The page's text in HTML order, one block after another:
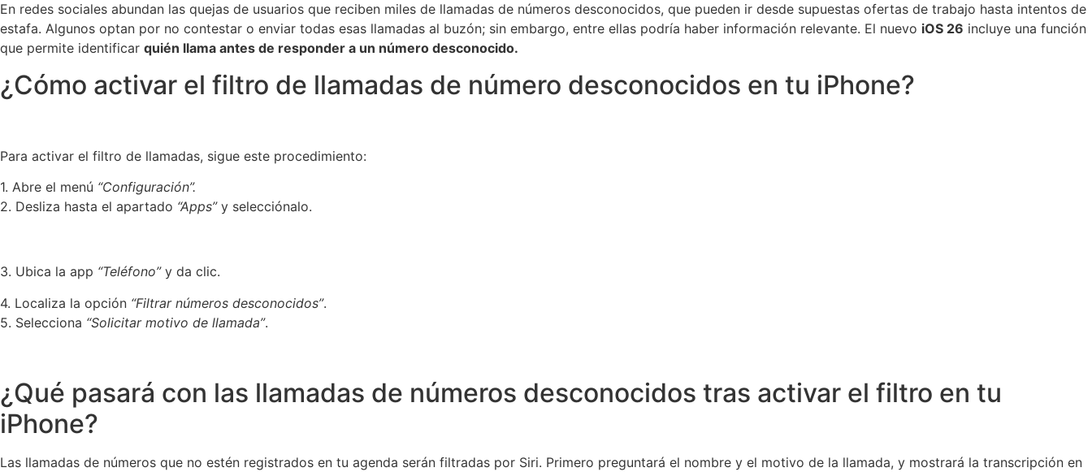
En redes sociales abundan las quejas de usuarios que reciben miles de llamadas de números desconocidos, que pueden ir desde supuestas ofertas de trabajo hasta intentos de
estafa. Algunos optan por no contestar o enviar todas esas llamadas al buzón; sin embargo, entre ellas podría haber información relevante. El nuevo iOS 26 incluye una función
que permite identificar quién llama antes de responder a un número desconocido.
¿Cómo activar el filtro de llamadas de número desconocidos en tu iPhone?
Para activar el filtro de llamadas, sigue este procedimiento:
1. Abre el menú “Configuración”.
2. Desliza hasta el apartado “Apps”y selecciónalo.
3. Ubica la app “Teléfono”y da clic.
4. Localiza la opción “Filtrar números desconocidos”.
5. Selecciona “Solicitar motivo de llamada”.
¿Qué pasará con las llamadas de números desconocidos tras activar el filtro en tu
iPhone?
Las llamadas de números que no estén registrados en tu agenda serán filtradas por Siri. Primero preguntará el nombre y el motivo de la llamada, y mostrará la transcripción en